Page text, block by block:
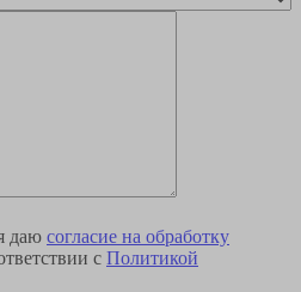
даю согласие на обработку
с Политикой